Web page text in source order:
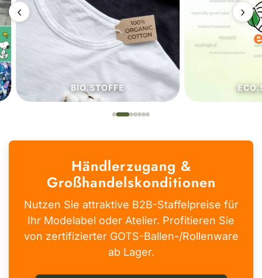
‹
BIO.STOFFE
›
Händlerzugang &
Großhandelskonditionen
Nutzen Sie attraktive B2B-Staffelpreise für
Ihr Modelabel oder Atelier. Profitieren Sie
von zertifizierter GOTS-Ballen-/Rollenware
ab Lager.